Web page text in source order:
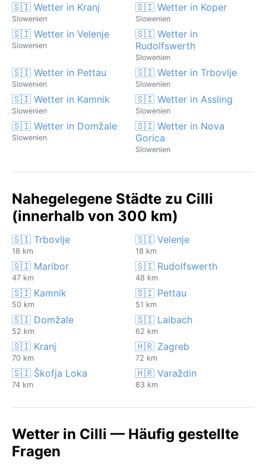
🇸🇮 Wetter in Kranj
Slowenien
🇸🇮 Wetter in Koper
Slowenien
🇸🇮 Wetter in Velenje
Slowenien
🇸🇮 Wetter in
Rudolfswerth
Slowenien
🇸🇮 Wetter in Pettau
Slowenien
🇸🇮 Wetter in Trbovlje
Slowenien
🇸🇮 Wetter in Kamnik
Slowenien
🇸🇮 Wetter in Assling
Slowenien
🇸🇮 Wetter in Domžale
Slowenien
🇸🇮 Wetter in Nova
Gorica
Slowenien
Nahegelegene Städte zu Cilli
(innerhalb von 300 km)
🇸🇮 Trbovlje
18 km
🇸🇮 Velenje
18 km
🇸🇮 Maribor
47 km
🇸🇮 Rudolfswerth
48 km
🇸🇮 Kamnik
50 km
🇸🇮 Pettau
51 km
🇸🇮 Domžale
52 km
🇸🇮 Laibach
62 km
🇸🇮 Kranj
70 km
🇭🇷 Zagreb
72 km
🇸🇮 Škofja Loka
74 km
🇭🇷 Varaždin
83 km
Wetter in Cilli — Häufig gestellte
Fragen